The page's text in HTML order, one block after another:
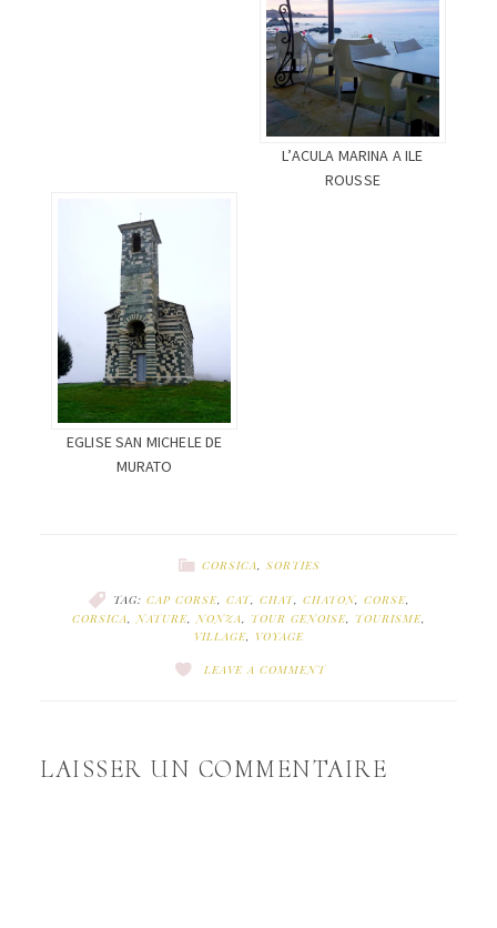
L’ACULA MARINA A ILE
ROUSSE
EGLISE SAN MICHELE DE
MURATO
CORSICA, SORTIES
TAG: CAP CORSE, CAT, CHAT, CHATON, CORSE,
CORSICA,NATURE,NONZA, TOUR GENOISE, TOURISME,
VILLAGE, VOYAGE
LEAVE A COMMENT
LAISSER UN COMMENTAIRE